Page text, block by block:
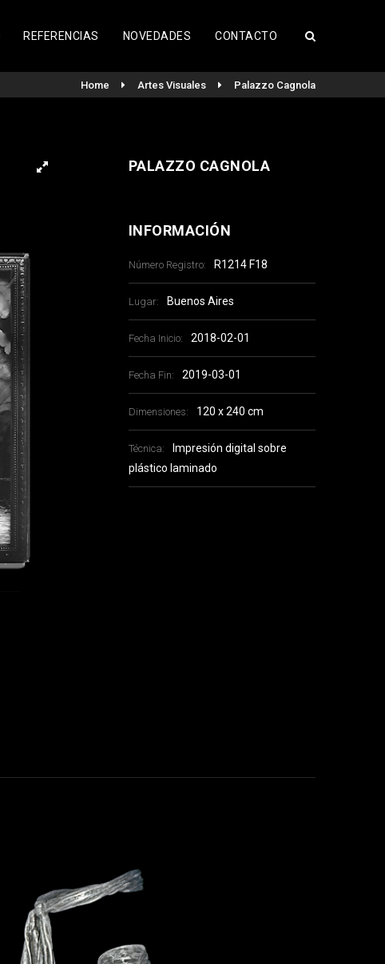
REFERENCIAS NOVEDADES CONTACTO
Home Artes Visuales Palazzo Cagnola
PALAZZO CAGNOLA
INFORMACIÓN
Número Registro: R1214 F18
Lugar: Buenos Aires
Fecha Inicio: 2018-02-01
Fecha Fin: 2019-03-01
Dimensiones: 120 x 240 cm
Técnica:
Impresión digital sobre
plástico laminado